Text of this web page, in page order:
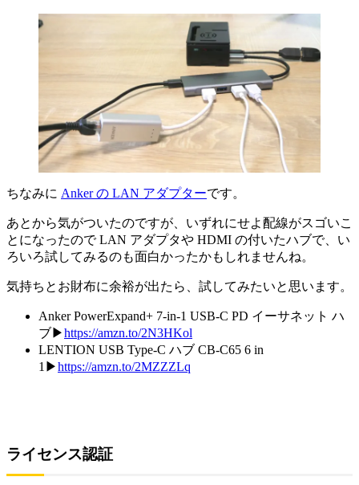
ちなみに Anker の LAN アダプターです。
あとから気がついたのですが、いずれにせよ配線がスゴいこ
とになったので LAN アダプタや HDMI の付いたハブで、い
ろいろ試してみるのも面白かったかもしれませんね。
気持ちとお財布に余裕が出たら、試してみたいと思います。
Anker PowerExpand+ 7-in-1 USB-C PD イーサネット ハ
ブ▶https://amzn.to/2N3HKol
LENTION USB Type-C ハブ CB-C65 6 in
1▶https://amzn.to/2MZZZLq
ライセンス認証